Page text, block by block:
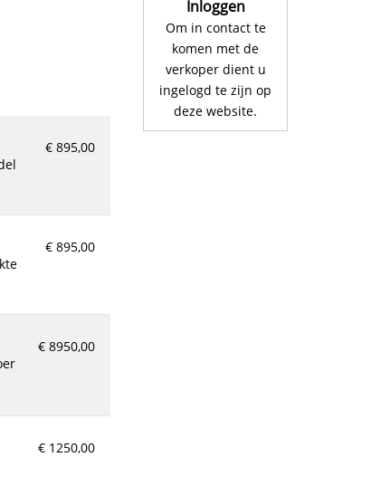
€ 895,00
€ 895,00
€ 8950,00
€ 1250,00
Inloggen
Om in contact te
komen met de
verkoper dient u
ingelogd te zijn op
deze website.